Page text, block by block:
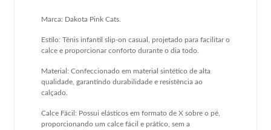
Marca: Dakota Pink Cats.
Estilo: Tênis infantil slip-on casual, projetado para facilitar o
calce e proporcionar conforto durante o dia todo.
Material: Confeccionado em material sintético de alta
qualidade, garantindo durabilidade e resistência ao
calçado.
Calce Fácil: Possui elásticos em formato de X sobre o pé,
proporcionando um calce fácil e prático, sem a